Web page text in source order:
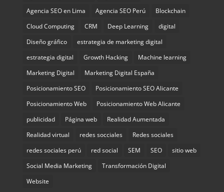
Agencia SEO en Lima
Agencia SEO Perú
Blockchain
Cloud Computing
CRM Deep Learning
digital
Diseño gráfico
estrategia de marketing digital
estrategia digital
Growth Hacking
Machine learning
Marketing Digital
Marketing Digital España
Posicionamiento SEO
Posicionamiento SEO Alicante
Posicionamiento Web
Posicionamiento Web Alicante
publicidad
Página web
Realidad Aumentada
Realidad virtual
redes socciales
Redes sociales
redes sociales perú
red social SEM SEO
sitio web
Social Media Marketing
Transformación Digital
Website